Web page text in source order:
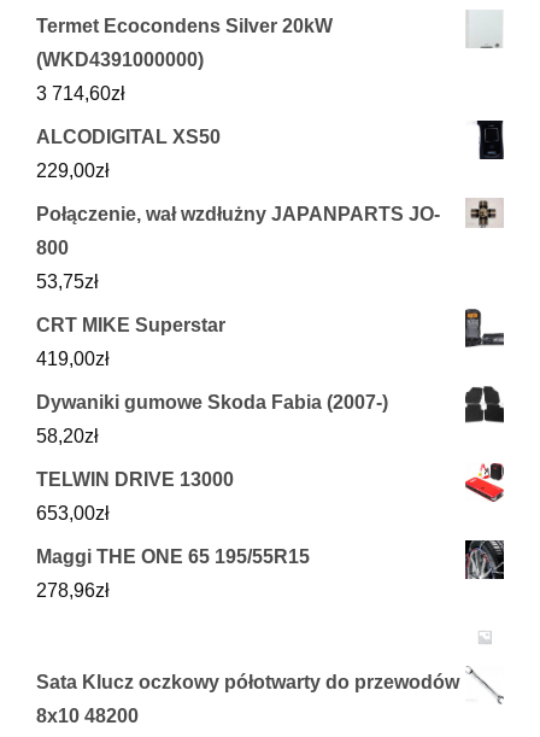
Termet Ecocondens Silver 20kW
(WKD4391000000)
3 714,60zł
ALCODIGITAL XS50
229,00zł
Połączenie, wał wzdłużny JAPANPARTS JO-
800
53,75zł
CRT MIKE Superstar
419,00zł
Dywaniki gumowe Skoda Fabia (2007-)
58,20zł
TELWIN DRIVE 13000
653,00zł
Maggi THE ONE 65 195/55R15
278,96zł
Sata Klucz oczkowy półotwarty do przewodów
8x10 48200